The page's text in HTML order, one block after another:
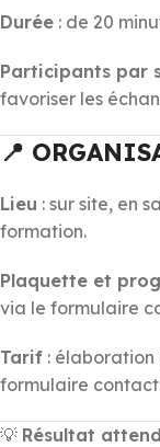
Durée : de 20
Participants par
favoriser les
📍
Lieu : sur site, en
formation.
Plaquette et
via le formulaire
Tarif : élaboration
formulaire
💡 Résultat